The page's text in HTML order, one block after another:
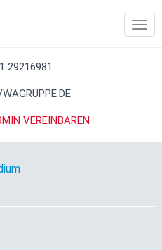
29216981
VEREINBAREN